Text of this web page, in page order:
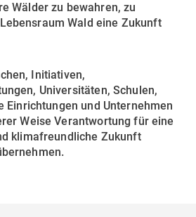
Wälder zu bewahren, zu
Wald eine Zukunft
Initiativen,
Universitäten, Schulen,
Einrichtungen und Unternehmen
Weise Verantwortung für eine
klimafreundliche Zukunft